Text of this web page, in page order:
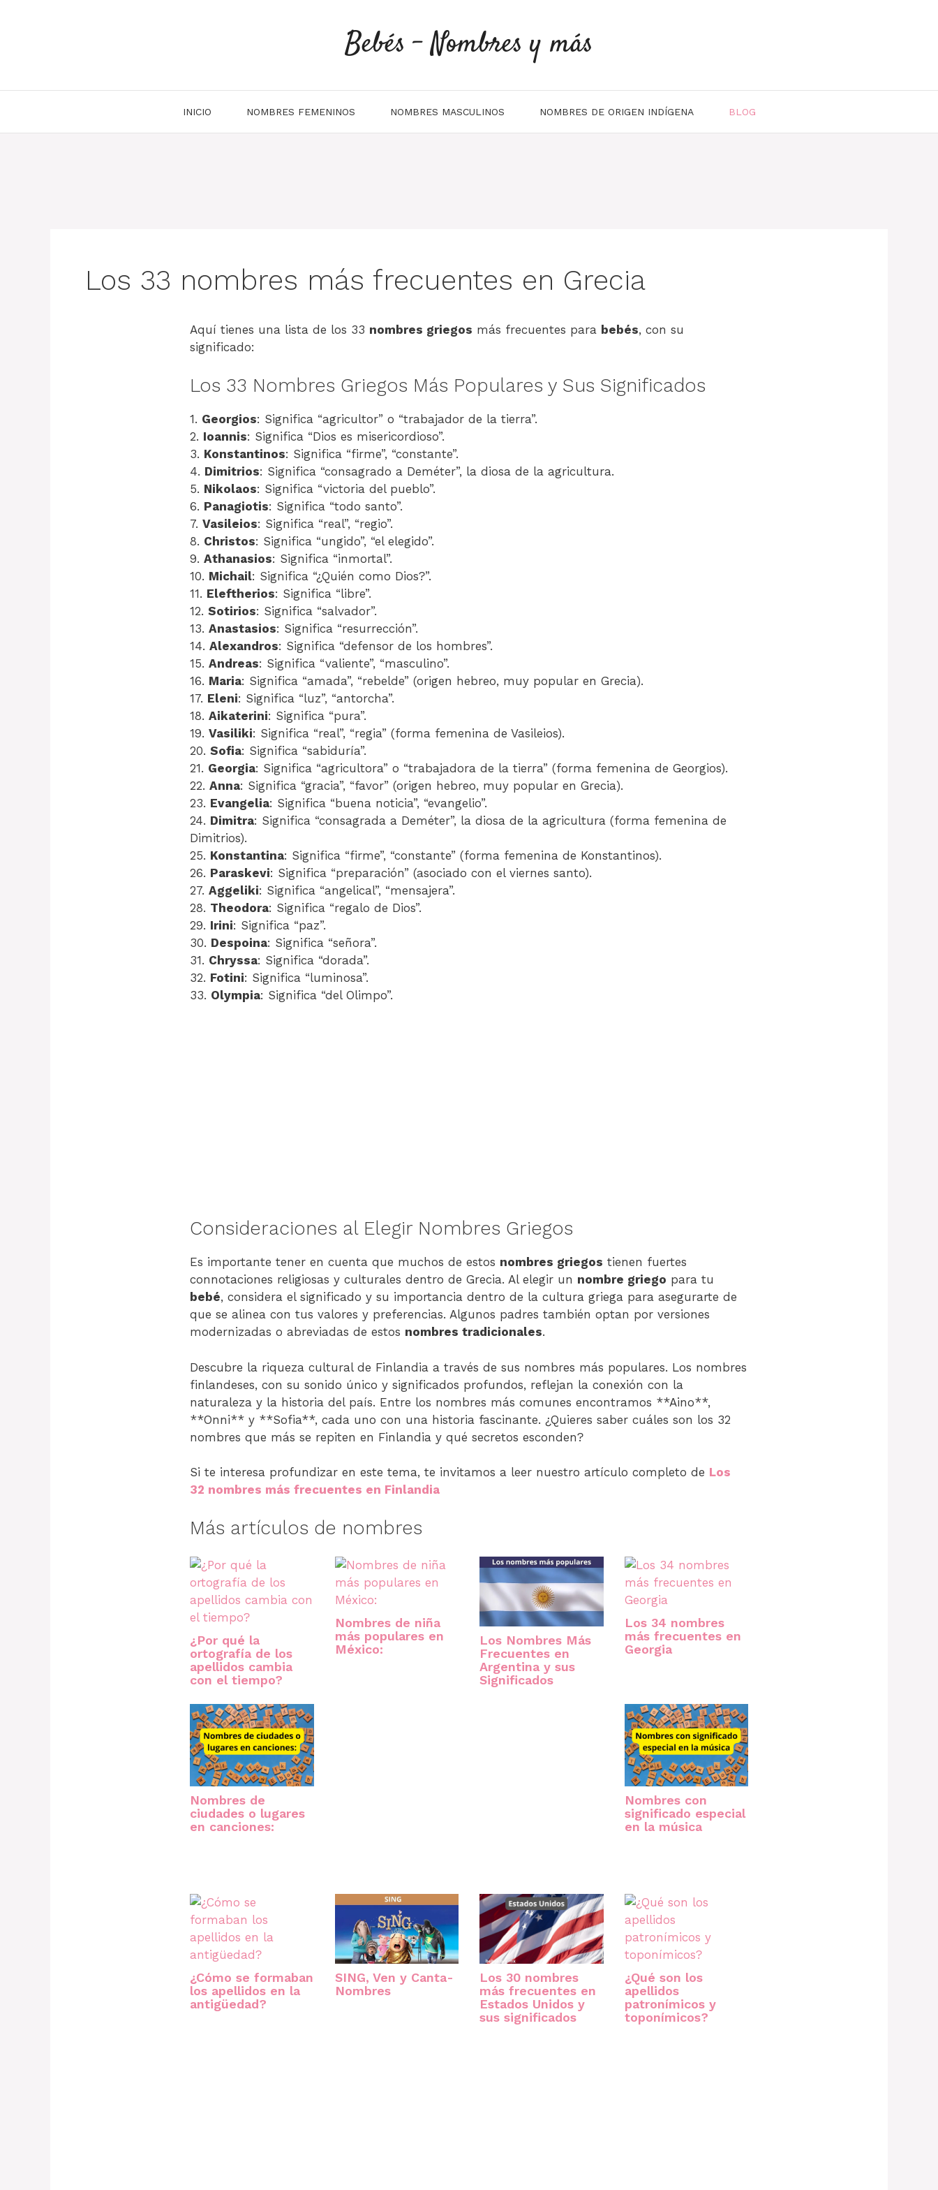
Bebés - Nombres y más
INICIO NOMBRES FEMENINOS NOMBRES MASCULINOS NOMBRES DE ORIGEN INDÍGENA BLOG
Los 33 nombres más frecuentes en Grecia
Aquí tienes una lista de los 33 nombres griegos más frecuentes para bebés, con su
significado:
Los 33 Nombres Griegos Más Populares y Sus Significados
1. Georgios: Significa “agricultor” o “trabajador de la tierra”.
2. Ioannis: Significa “Dios es misericordioso”.
3. Konstantinos: Significa “firme”, “constante”.
4. Dimitrios: Significa “consagrado a Deméter”, la diosa de la agricultura.
5. Nikolaos: Significa “victoria del pueblo”.
6. Panagiotis: Significa “todo santo”.
7. Vasileios: Significa “real”, “regio”.
8. Christos: Significa “ungido”, “el elegido”.
9. Athanasios: Significa “inmortal”.
10. Michail: Significa “¿Quién como Dios?”.
11. Eleftherios: Significa “libre”.
12. Sotirios: Significa “salvador”.
13. Anastasios: Significa “resurrección”.
14. Alexandros: Significa “defensor de los hombres”.
15. Andreas: Significa “valiente”, “masculino”.
16. Maria: Significa “amada”, “rebelde” (origen hebreo, muy popular en Grecia).
17. Eleni: Significa “luz”, “antorcha”.
18. Aikaterini: Significa “pura”.
19. Vasiliki: Significa “real”, “regia” (forma femenina de Vasileios).
20. Sofia: Significa “sabiduría”.
21. Georgia: Significa “agricultora” o “trabajadora de la tierra” (forma femenina de Georgios).
22. Anna: Significa “gracia”, “favor” (origen hebreo, muy popular en Grecia).
23. Evangelia: Significa “buena noticia”, “evangelio”.
24. Dimitra: Significa “consagrada a Deméter”, la diosa de la agricultura (forma femenina de
Dimitrios).
25. Konstantina: Significa “firme”, “constante” (forma femenina de Konstantinos).
26. Paraskevi: Significa “preparación” (asociado con el viernes santo).
27. Aggeliki: Significa “angelical”, “mensajera”.
28. Theodora: Significa “regalo de Dios”.
29. Irini: Significa “paz”.
30. Despoina: Significa “señora”.
31. Chryssa: Significa “dorada”.
32. Fotini: Significa “luminosa”.
33. Olympia: Significa “del Olimpo”.
Consideraciones al Elegir Nombres Griegos
Es importante tener en cuenta que muchos de estos nombres griegos tienen fuertes
connotaciones religiosas y culturales dentro de Grecia. Al elegir un nombre griego para tu
bebé, considera el significado y su importancia dentro de la cultura griega para asegurarte de
que se alinea con tus valores y preferencias. Algunos padres también optan por versiones
modernizadas o abreviadas de estos nombres tradicionales.
Descubre la riqueza cultural de Finlandia a través de sus nombres más populares. Los nombres
finlandeses, con su sonido único y significados profundos, reflejan la conexión con la
naturaleza y la historia del país. Entre los nombres más comunes encontramos **Aino**,
**Onni** y **Sofia**, cada uno con una historia fascinante. ¿Quieres saber cuáles son los 32
nombres que más se repiten en Finlandia y qué secretos esconden?
Si te interesa profundizar en este tema, te invitamos a leer nuestro artículo completo de Los
32 nombres más frecuentes en Finlandia
Más artículos de nombres
¿Por qué la
ortografía de los
apellidos cambia
con el tiempo?
Nombres de niña
más populares en
México:
Los Nombres Más
Frecuentes en
Argentina y sus
Significados
Los 34 nombres
más frecuentes en
Georgia
Nombres de
ciudades o lugares
en canciones:
Nombres con
significado especial
en la música
¿Cómo se formaban
los apellidos en la
antigüedad?
SING, Ven y Canta-
Nombres
Los 30 nombres
más frecuentes en
Estados Unidos y
sus significados
¿Qué son los
apellidos
patronímicos y
toponímicos?